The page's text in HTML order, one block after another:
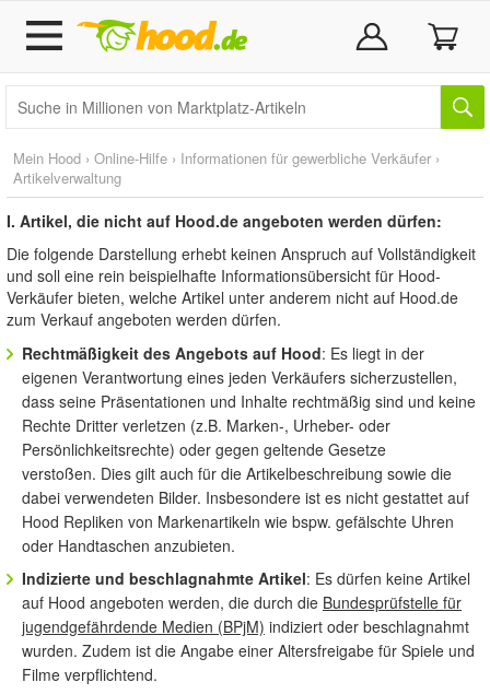
Mein Hood › Online-Hilfe › Informationen für gewerbliche Verkäufer ›
Artikelverwaltung
I. Artikel, die nicht auf Hood.de angeboten werden dürfen:
Die folgende Darstellung erhebt keinen Anspruch auf Vollständigkeit
und soll eine rein beispielhafte Informationsübersicht für Hood-
Verkäufer bieten, welche Artikel unter anderem nicht auf Hood.de
zum Verkauf angeboten werden dürfen.
Rechtmäßigkeit des Angebots auf Hood: Es liegt in der
eigenen Verantwortung eines jeden Verkäufers sicherzustellen,
dass seine Präsentationen und Inhalte rechtmäßig sind und keine
Rechte Dritter verletzen (z.B. Marken-, Urheber- oder
Persönlichkeitsrechte) oder gegen geltende Gesetze
verstoßen. Dies gilt auch für die Artikelbeschreibung sowie die
dabei verwendeten Bilder. Insbesondere ist es nicht gestattet auf
Hood Repliken von Markenartikeln wie bspw. gefälschte Uhren
oder Handtaschen anzubieten.
Indizierte und beschlagnahmte Artikel: Es dürfen keine Artikel
auf Hood angeboten werden, die durch die Bundesprüfstelle für
jugendgefährdende Medien (BPjM) indiziert oder beschlagnahmt
wurden. Zudem ist die Angabe einer Altersfreigabe für Spiele und
Filme verpflichtend.